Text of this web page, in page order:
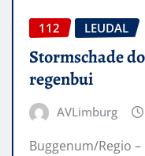
112 LEUDAL
Stormschade
regenbui
AVLimburg
Buggenum/Regio